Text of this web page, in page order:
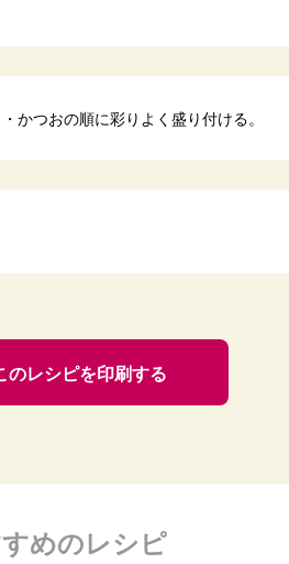
かつおの順に彩りよく盛り付ける。
のレシピを印刷する
めのレシピ